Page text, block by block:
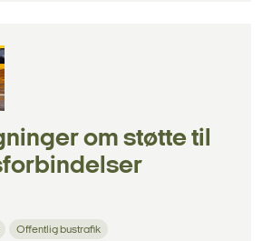
om støtte til
Offentlig bustrafik